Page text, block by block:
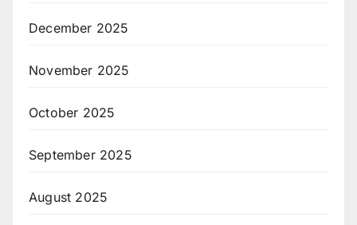
December 2025
November 2025
October 2025
September 2025
August 2025